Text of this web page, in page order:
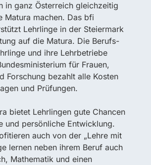
in ganz Österreich gleichzeitig
Matura machen. Das bfi
Lehrlinge in der Steiermark
auf die Matura. Die Berufs-
und ihre Lehrbetriebe
für Frauen,
Forschung bezahlt alle Kosten
und Prüfungen.
bietet Lehrlingen gute Chancen
und persönliche Entwicklung.
auch von der „Lehre mit
lernen neben ihrem Beruf auch
Mathematik und einen